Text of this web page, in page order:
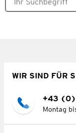
WIR SIND FÜR
+43 (0)
Montag